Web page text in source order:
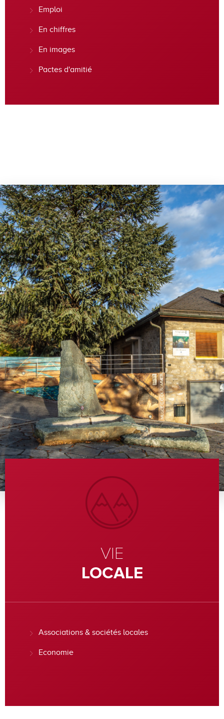
Emploi
En chiffres
En images
Pactes d'amitié
VIE
LOCALE
Associations & sociétés locales
Economie